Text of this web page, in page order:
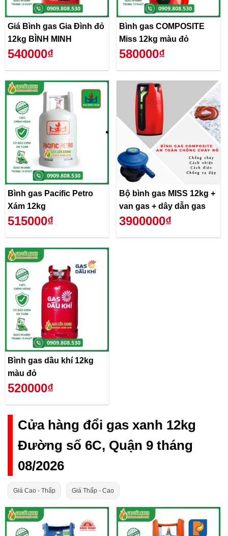
Giá Bình gas Gia Đình đỏ
12kg BÌNH MINH
540000₫
Bình gas COMPOSITE
Miss 12kg màu đỏ
580000₫
Bình gas Pacific Petro
Xám 12kg
515000₫
Bộ bình gas MISS 12kg +
van gas + dây dẫn gas
3900000₫
Bình gas dầu khí 12kg
màu đỏ
520000₫
Cửa hàng đổi gas xanh 12kg
Đường số 6C, Quận 9 tháng
08/2026
Giá Cao - Thấp Giá Thấp - Cao